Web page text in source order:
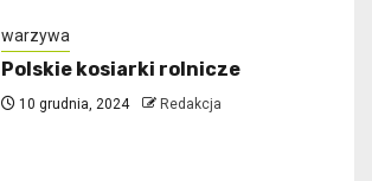
warzywa
Polskie kosiarki rolnicze
10 grudnia, 2024 Redakcja